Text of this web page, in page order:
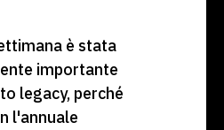
è stata
importante
legacy, perché
l'annuale